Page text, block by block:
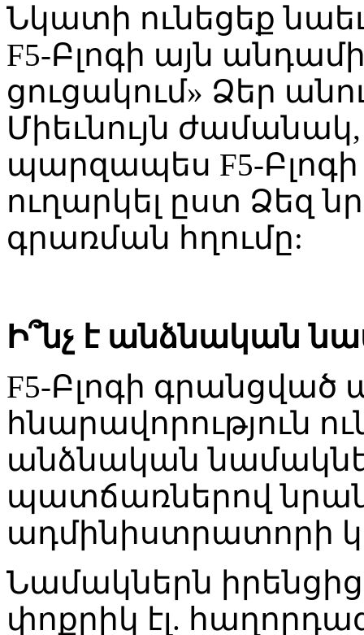
Նկատի ունեցեք
F5-Բլոգի այն
ցուցակում» Ձեր
Միեւնույն
պարզապես F5-
ուղարկել ըստ Ձեզ
գրառման հղումը:
Ի՞նչ է անձնական
F5-Բլոգի գրանցված
հնարավորություն
անձնական
պատճառներով
ադմինիստրատորի
Նամակներն
փոքրիկ էլ.